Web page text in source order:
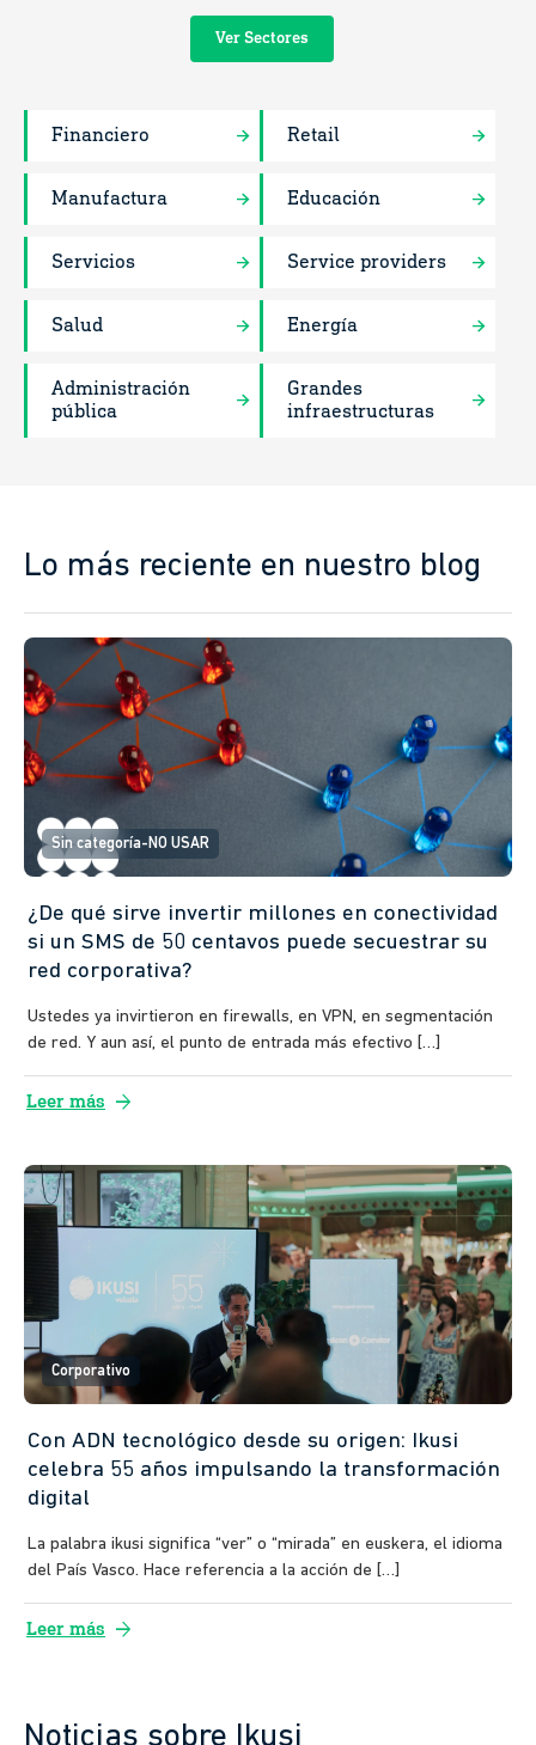
Ver Sectores
Financiero Retail
Manufactura Educación
Servicios Service providers
Salud Energía
Administración
pública
Grandes
infraestructuras
Lo más reciente en nuestro blog
Sin categoría-NO USAR
¿De qué sirve invertir millones en conectividad
si un SMS de 50 centavos puede secuestrar su
red corporativa?
Ustedes ya invirtieron en firewalls, en VPN, en segmentación
de red. Y aun así, el punto de entrada más efectivo […]
Leer más arrow_forward
Corporativo
Con ADN tecnológico desde su origen: Ikusi
celebra 55 años impulsando la transformación
digital
La palabra ikusi significa “ver” o “mirada” en euskera, el idioma
del País Vasco. Hace referencia a la acción de […]
Leer más arrow_forward
Noticias sobre Ikusi